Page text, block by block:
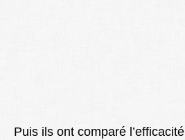
Puis ils ont comparé